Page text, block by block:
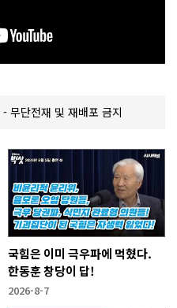
단전재 및 재배포 금지
국힘은 이미 극우파에 먹혔다.
한동훈 창당이 답!
2026-8-7